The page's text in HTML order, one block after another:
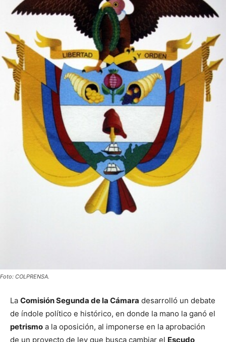
Foto: COLPRENSA.
La Comisión Segunda de la Cámara desarrolló un debate
de índole político e histórico, en donde la mano la ganó el
petrismo a la oposición, al imponerse en la aprobación
de un proyecto de ley que busca cambiar el Escudo